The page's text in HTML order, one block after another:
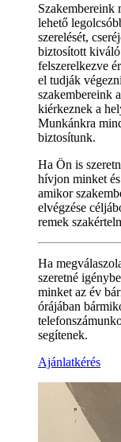
Szakembereink
lehető
szerelését,
biztosított
felszerelkezve
el tudják
szakembereink
kiérkeznek a
Munkánkra
biztosítunk.
Ha Ön is
hívjon minket
amikor
elvégzése
remek
Ha
szeretné
minket az év
órájában
segítenek.
Ajánlatkérés